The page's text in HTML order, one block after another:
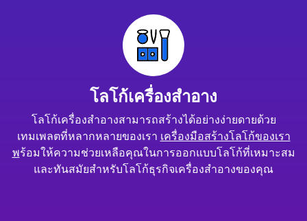
โลโก้เครื่องสำอาง
โลโก้เครื่องสำอางสามารถสร้างได้อย่างง่ายดายด้วย
เทมเพลตที่หลากหลายของเรา เครื่องมือสร้างโลโก้ของเรา
พร้อมให้ความช่วยเหลือคุณในการออกแบบโลโก้ที่เหมาะสม
และทันสมัยสำหรับโลโก้ธุรกิจเครื่องสำอางของคุณ